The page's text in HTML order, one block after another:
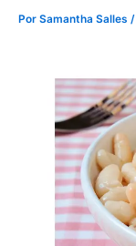
Por Samantha Salles /